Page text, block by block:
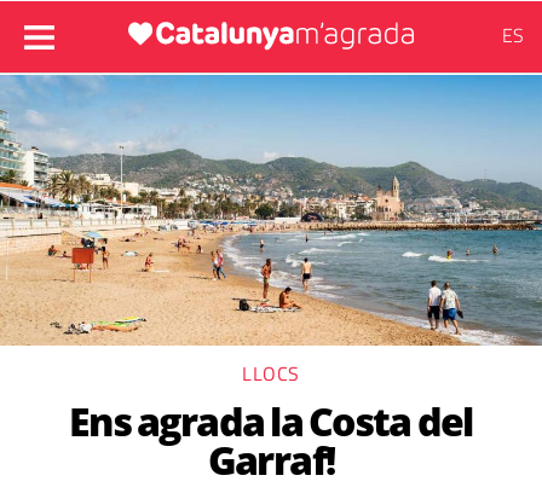
ES
LLOCS
Ens agrada la Costa del
Garraf!